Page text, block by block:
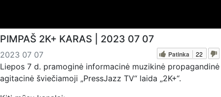
PIMPAŠ 2K+ KARAS | 2023 07 07
2023 07 07 Patinka 22
Liepos 7 d. pramoginė informacinė muzikinė propagandinė
agitacinė šviečiamoji „PressJazz TV“ laida „2K+“.